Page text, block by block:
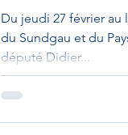
Du jeudi 27 février au
du Sundgau et du
député Didier...